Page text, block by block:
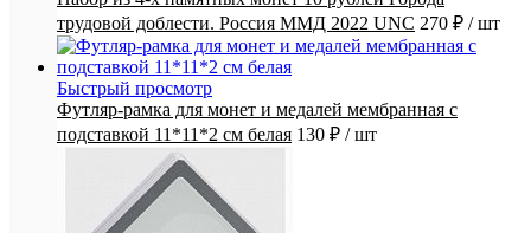
трудовой доблести. Россия ММД 2022 UNC 270 ₽ / шт
Быстрый просмотр
Футляр-рамка для монет и медалей мембранная с
подставкой 11*11*2 см белая 130 ₽ / шт